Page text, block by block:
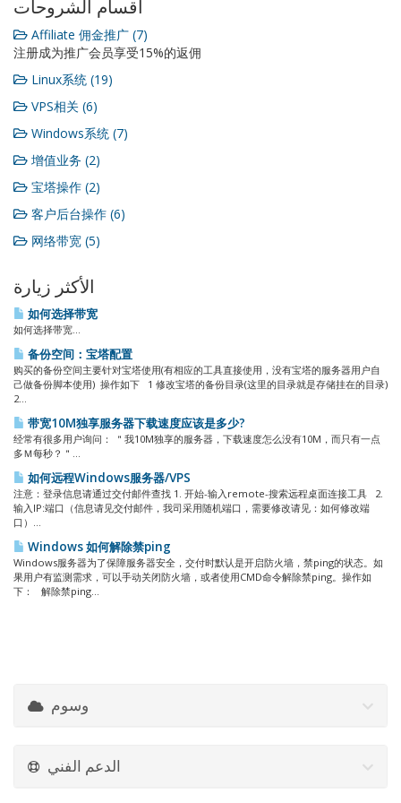
أقسام الشروحات
Affiliate 佣金推广 (7)
注册成为推广会员享受15%的返佣
Linux系统 (19)
VPS相关 (6)
Windows系统 (7)
增值业务 (2)
宝塔操作 (2)
客户后台操作 (6)
网络带宽 (5)
الأكثر زيارة
如何选择带宽
如何选择带宽...
备份空间：宝塔配置
购买的备份空间主要针对宝塔使用(有相应的工具直接使用，没有宝塔的服务器用户自
己做备份脚本使用) 操作如下 1 修改宝塔的备份目录(这里的目录就是存储挂在的目录)
2...
带宽10M独享服务器下载速度应该是多少?
经常有很多用户询问： ＂我10M独享的服务器，下载速度怎么没有10M，而只有一点
多Ｍ每秒？＂...
如何远程Windows服务器/VPS
注意：登录信息请通过交付邮件查找 1. 开始-输入remote-搜索远程桌面连接工具 2.
输入IP:端口（信息请见交付邮件，我司采用随机端口，需要修改请见：如何修改端
口）...
Windows 如何解除禁ping
Windows服务器为了保障服务器安全，交付时默认是开启防火墙，禁ping的状态。如
果用户有监测需求，可以手动关闭防火墙，或者使用CMD命令解除禁ping。操作如
下： 解除禁ping...
وسوم
الدعم الفني